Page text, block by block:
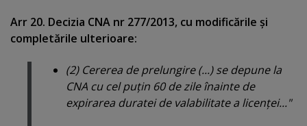
Arr 20. Decizia CNA nr 277/2013, cu modificările şi
completările ulterioare:
(2) Cererea de prelungire (...) se depune la
CNA cu cel puţin 60 de zile înainte de
expirarea duratei de valabilitate a licenţei..."